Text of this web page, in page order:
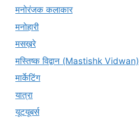
मनोरंजक कलाकार
मनोहारी
मसख़रे
मस्तिष्क विद्वान (Mastishk Vidwan)
मार्केटिंग
यात्रा
यूटयूबर्स